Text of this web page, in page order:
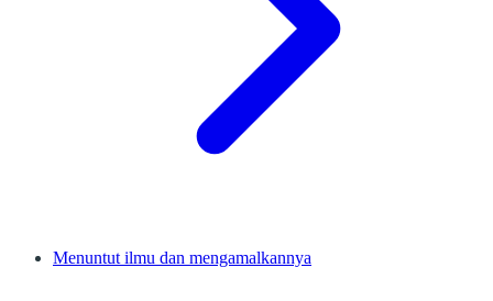
Menuntut ilmu dan mengamalkannya